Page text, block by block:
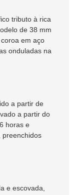
tributo à rica
de 38 mm
em aço
onduladas na
a partir de
a partir do
horas e
preenchidos
e escovada,